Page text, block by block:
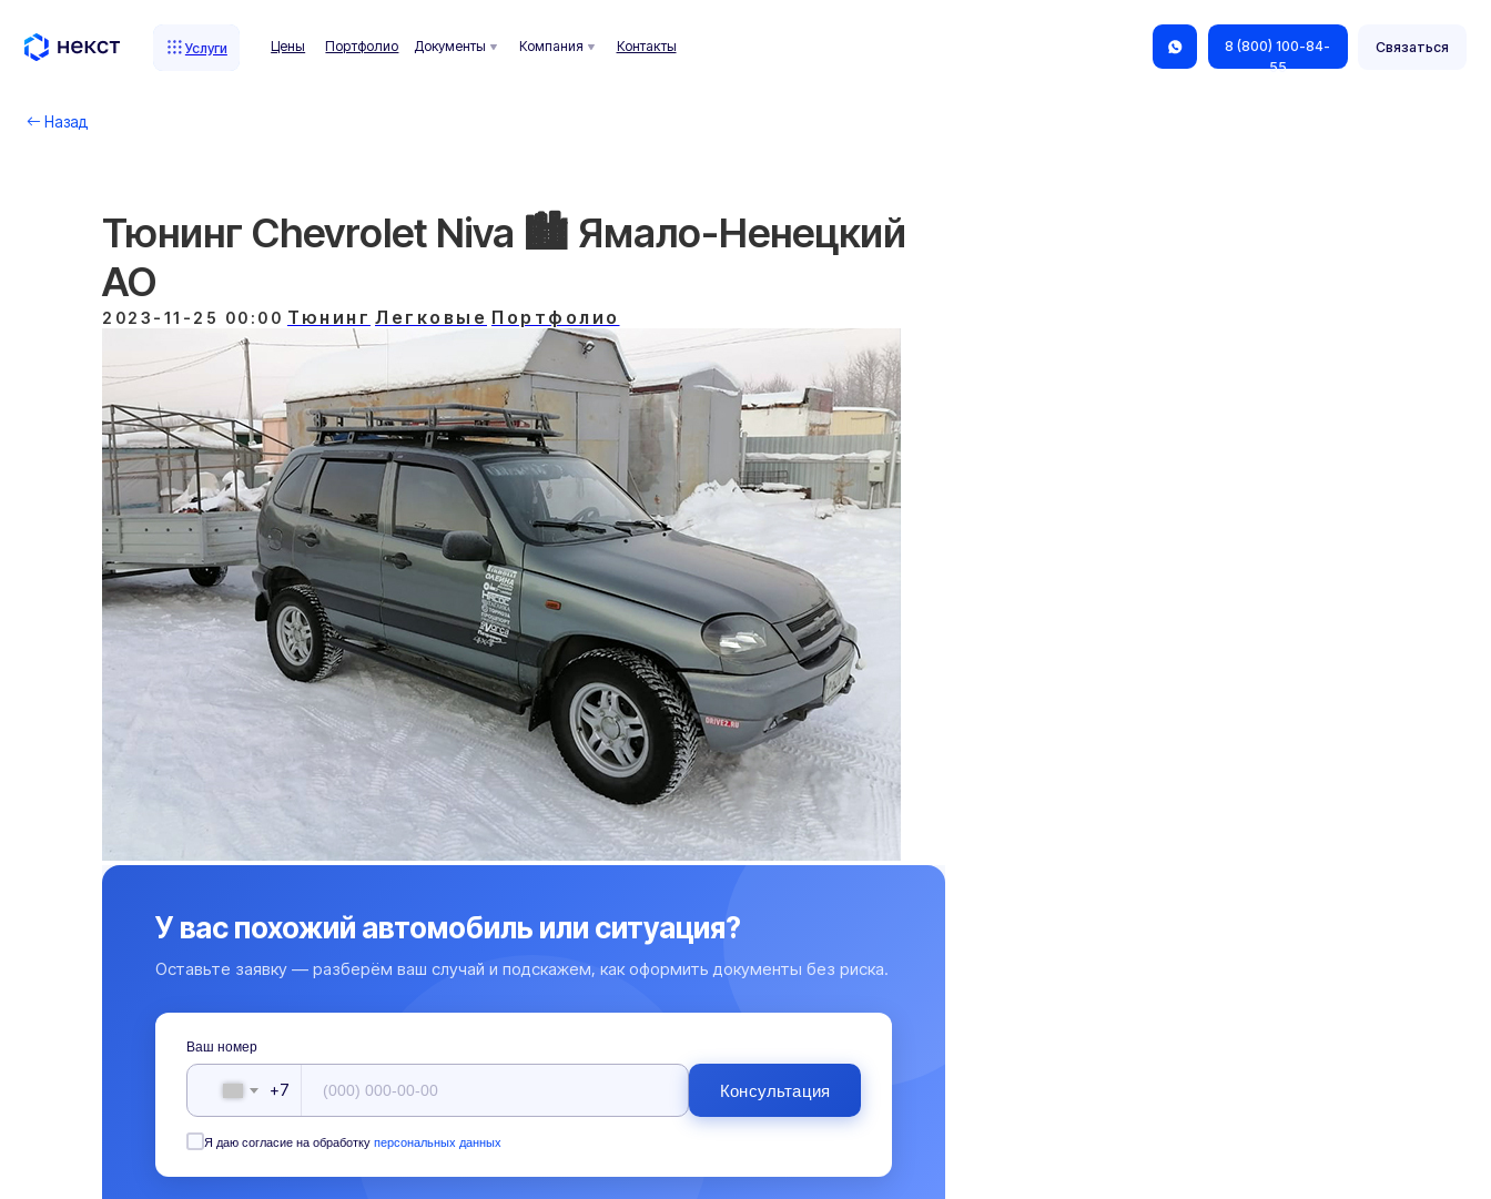
Связаться
8 (800) 100-84-
Цены Портфолио Контакты
Документы Компания
Услуги
Услуги
Тюнинг Chevrolet Niva 🏙️ Ямало-Ненецкий
АО
2023-11-25 00:00 Тюнинг Легковые Портфолио
У вас похожий автомобиль или ситуация?
Оставьте заявку — разберём ваш случай и подскажем, как оформить документы без риска.
Ваш номер
+7 Консультация
Я даю согласие на обработку персональных данных